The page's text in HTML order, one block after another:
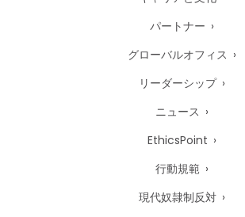
パートナー
グローバルオフィス
リーダーシップ
ニュース
EthicsPoint
行動規範
現代奴隷制反対